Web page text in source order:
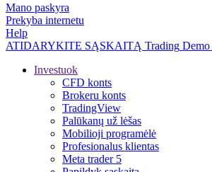
Mano paskyra
Prekyba internetu
Help
ATIDARYKITE SĄSKAITĄ Trading Demo
Investuok
CFD konts
Brokeru konts
TradingView
Palūkanų už lėšas
Mobilioji programėlė
Profesionalus klientas
Meta trader 5